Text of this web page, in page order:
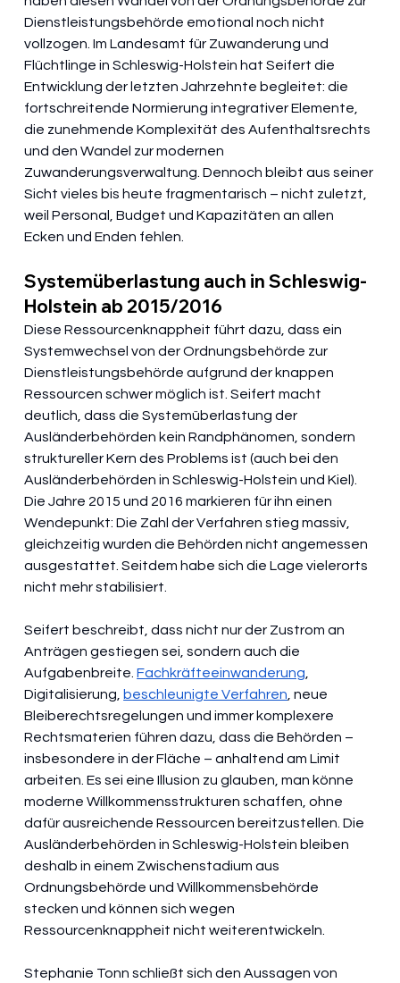
Dienstleistungsbehörde emotional noch nicht
vollzogen. Im Landesamt für Zuwanderung und
Flüchtlinge in Schleswig-Holstein hat Seifert die
Entwicklung der letzten Jahrzehnte begleitet: die
fortschreitende Normierung integrativer Elemente,
die zunehmende Komplexität des Aufenthaltsrechts
und den Wandel zur modernen
Zuwanderungsverwaltung. Dennoch bleibt aus seiner
Sicht vieles bis heute fragmentarisch – nicht zuletzt,
weil Personal, Budget und Kapazitäten an allen
Ecken und Enden fehlen.
Systemüberlastung auch in Schleswig-
Holstein ab 2015/2016
Diese Ressourcenknappheit führt dazu, dass ein
Systemwechsel von der Ordnungsbehörde zur
Dienstleistungsbehörde aufgrund der knappen
Ressourcen schwer möglich ist. Seifert macht
deutlich, dass die Systemüberlastung der
Ausländerbehörden kein Randphänomen, sondern
struktureller Kern des Problems ist (auch bei den
Ausländerbehörden in Schleswig-Holstein und Kiel).
Die Jahre 2015 und 2016 markieren für ihn einen
Wendepunkt: Die Zahl der Verfahren stieg massiv,
gleichzeitig wurden die Behörden nicht angemessen
ausgestattet. Seitdem habe sich die Lage vielerorts
nicht mehr stabilisiert.
Seifert beschreibt, dass nicht nur der Zustrom an
Anträgen gestiegen sei, sondern auch die
Aufgabenbreite. Fachkräfteeinwanderung
Digitalisierung,
beschleunigte Verfahren , neue
Bleiberechtsregelungen und immer komplexere
Rechtsmaterien führen dazu, dass die Behörden –
insbesondere in der Fläche – anhaltend am Limit
arbeiten. Es sei eine Illusion zu glauben, man könne
moderne Willkommensstrukturen schaffen, ohne
dafür ausreichende Ressourcen bereitzustellen. Die
Ausländerbehörden in Schleswig-Holstein bleiben
deshalb in einem Zwischenstadium aus
Ordnungsbehörde und Willkommensbehörde
stecken und können sich wegen
Ressourcenknappheit nicht weiterentwickeln.
Stephanie Tonn schließt sich den Aussagen von